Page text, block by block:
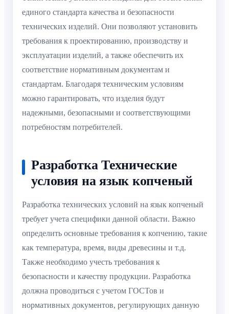
единого стандарта качества и безопасности
технических изделий. Они позволяют установить
требования к проектированию, производству и
эксплуатации изделий, а также обеспечить их
соответствие нормативным документам и
стандартам. Благодаря техническим условиям
можно гарантировать, что изделия будут
надежными, безопасными и соответствующими
потребностям потребителей.
Разработка Технические
условия на язык копченый
Разработка технических условий на язык копченый
требует учета специфики данной области. Важно
определить основные требования к копчению, такие
как температура, время, виды древесины и т.д.
Также необходимо учесть требования к
безопасности и качеству продукции. Разработка
должна проводиться с учетом ГОСТов и
нормативных документов, регулирующих данную